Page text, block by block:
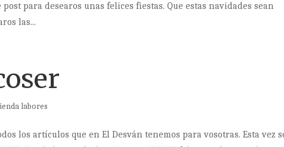
para desearos unas felices fiestas. Que estas navidades sean
las...
labores
los artículos que en El Desván tenemos para vosotras. Esta vez